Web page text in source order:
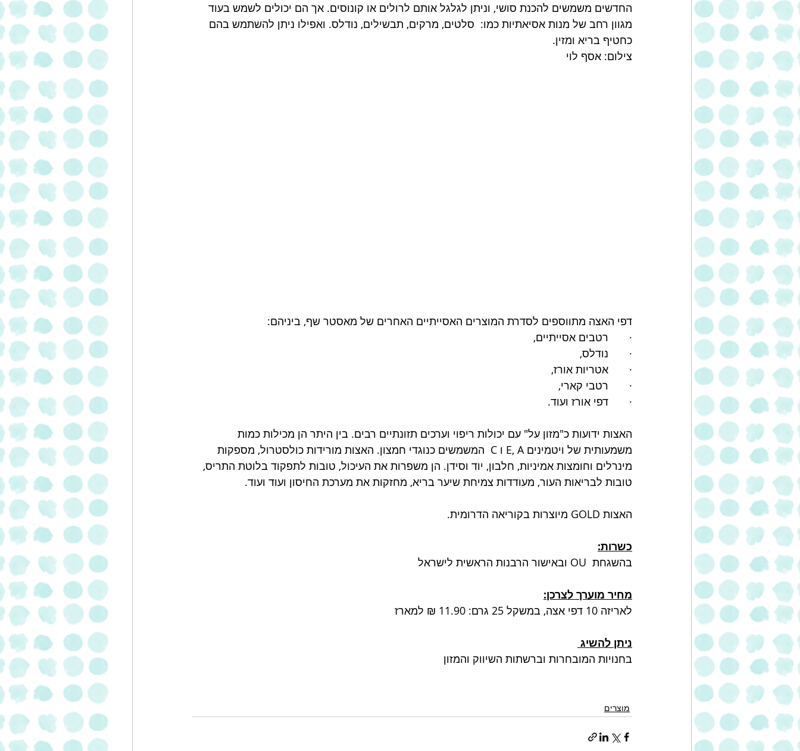
החדשים משמשים להכנת סושי, וניתן לגלגל אותם לרולים או קונוסים. אך הם יכולים לשמש בעוד
מגוון רחב של מנות אסיאתיות כמו:  סלטים, מרקים, תבשילים, נודלס. ואפילו ניתן להשתמש בהם
כחטיף בריא ומזין.
צילום: אסף לוי
דפי האצה מתווספים לסדרת המוצרים האסייתיים האחרים של מאסטר שף, ביניהם:
·       רטבים אסייתיים,
·       נודלס,
·       אטריות אורז,
·       רטבי קארי,
·       דפי אורז ועוד.
האצות ידועות כ"מזון על" עם יכולות ריפוי וערכים תזונתיים רבים. בין היתר הן מכילות כמות
משמעותית של ויטמינים E, A ו C  המשמשים כנוגדי חמצון. האצות מורידות כולסטרול, מספקות
מינרלים וחומצות אמיניות, חלבון, יוד וסידן. הן משפרות את העיכול, טובות לתפקוד בלוטת התריס,
טובות לבריאות העור, מעודדות צמיחת שיער בריא, מחזקות את מערכת החיסון ועוד ועוד.
האצות GOLD מיוצרות בקוריאה הדרומית.
כשרות:
בהשגחת  OU ובאישור הרבנות הראשית לישראל
מחיר מוערך לצרכן:
לאריזה 10 דפי אצה, במשקל 25 גרם: 11.90 ₪ למארז
ניתן להשיג
בחנויות המובחרות וברשתות השיווק והמזון
מוצרים